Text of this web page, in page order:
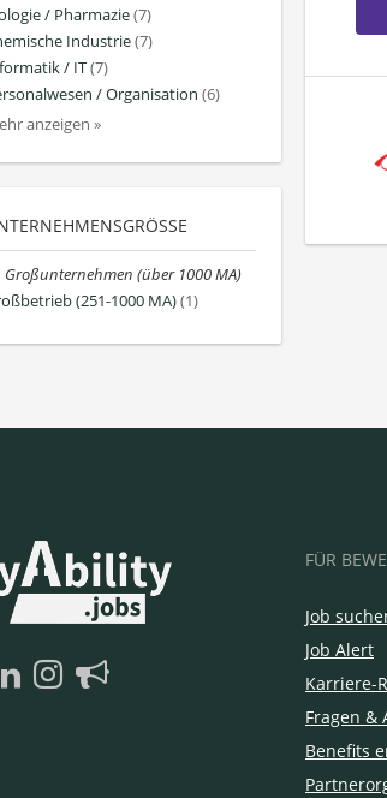
/ Pharmazie(7)
Industrie(7)
/ IT(7)
/ Organisation (6)
anzeigen »
Großunternehmen (über 1000 MA)
(251-1000 MA)(1)
FÜR
Job
Job Alert
Karriere-
Fragen &
Benefits